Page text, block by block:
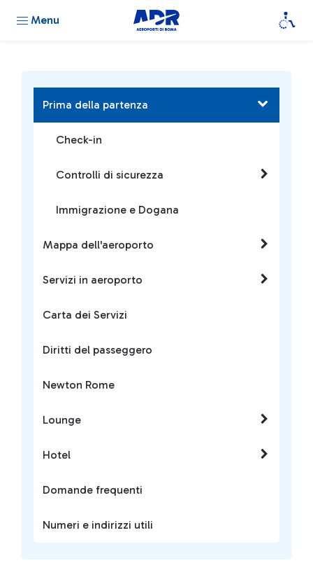
Menu
Prima della partenza
Check-in
Controlli di sicurezza
Immigrazione e Dogana
Mappa dell'aeroporto
Servizi in aeroporto
Carta dei Servizi
Diritti del passeggero
Newton Rome
Lounge
Hotel
Domande frequenti
Numeri e indirizzi utili